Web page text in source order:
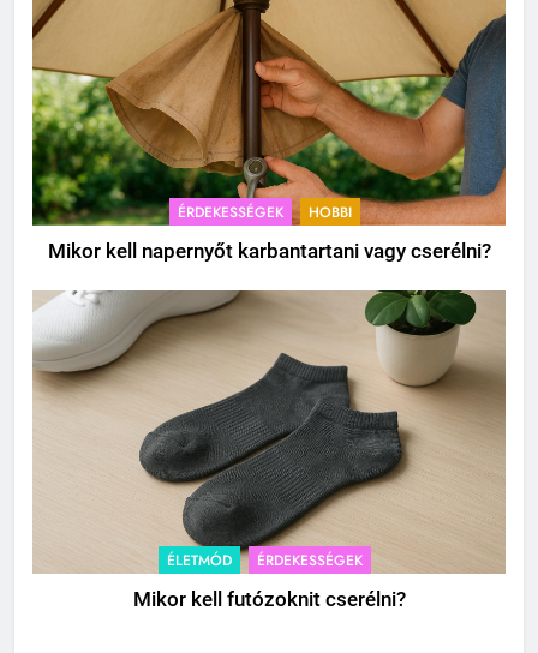
ÉRDEKESSÉGEK HOBBI
Mikor kell napernyőt karbantartani vagy cserélni?
ÉLETMÓD ÉRDEKESSÉGEK
Mikor kell futózoknit cserélni?